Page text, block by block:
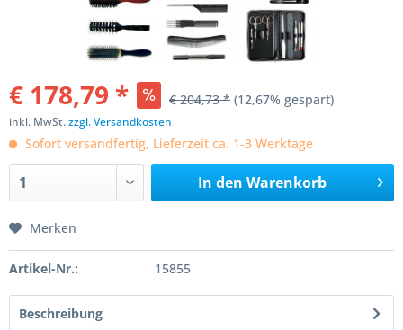
€ 178,79 * € 204,73 * (12,67% gespart)
inkl. MwSt.zzgl. Versandkosten
Sofort versandfertig, Lieferzeit ca. 1-3 Werktage
In den Warenkorb
Merken
Artikel-Nr.: 15855
Beschreibung